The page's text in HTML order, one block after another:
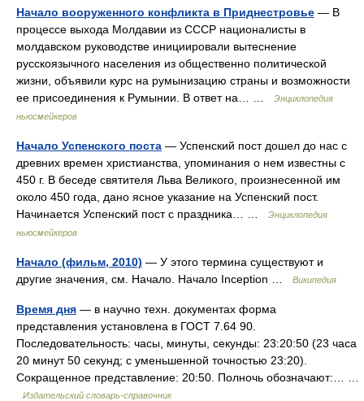
Начало вооруженного конфликта в Приднестровье — В
процессе выхода Молдавии из СССР националисты в
молдавском руководстве инициировали вытеснение
русскоязычного населения из общественно политической
жизни, объявили курс на румынизацию страны и возможности
ее присоединения к Румынии. В ответ на… …
Энциклопедия
ньюсмейкеров
Начало Успенского поста — Успенский пост дошел до нас с
древних времен христианства, упоминания о нем известны с
450 г. В беседе святителя Льва Великого, произнесенной им
около 450 года, дано ясное указание на Успенский пост.
Начинается Успенский пост с праздника… …
Энциклопедия
ньюсмейкеров
Начало (фильм, 2010) — У этого термина существуют и
другие значения, см. Начало. Начало Inception …
Википедия
Время дня — в научно техн. документах форма
представления установлена в ГОСТ 7.64 90.
Последовательность: часы, минуты, секунды: 23:20:50 (23 часа
20 минут 50 секунд; с уменьшенной точностью 23:20).
Сокращенное представление: 20:50. Полночь обозначают:… …
Издательский словарь-справочник